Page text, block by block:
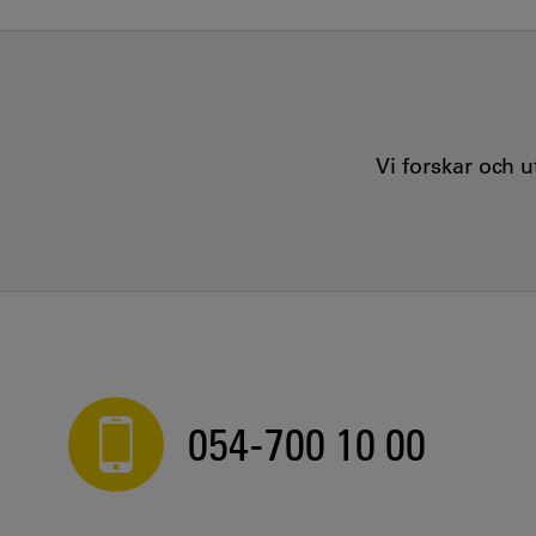
Vi forskar och
054-700 10 00